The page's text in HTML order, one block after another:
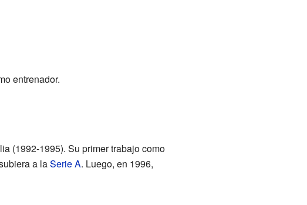
entrenador.
(1992-1995). Su primer trabajo como
a laSerie A. Luego, en 1996,